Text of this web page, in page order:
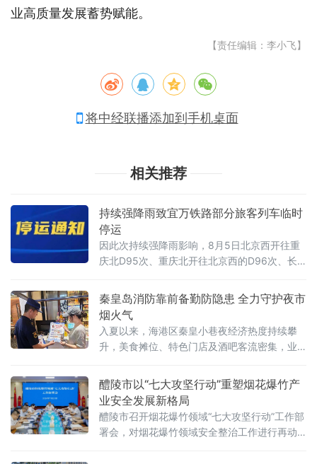
业高质量发展蓄势赋能。
【责任编辑：李小飞】
将中经联播添加到手机桌面
相关推荐
持续强降雨致宜万铁路部分旅客列车临时
停运
因此次持续强降雨影响，8月5日北京西开往重
庆北D95次、重庆北开往北京西的D96次、长
K504次，利川开往汉口的D5980次、D5976
次、D5982次、D5944次、D9290次，利川开
往武穴西的D5
秦皇岛消防靠前备勤防隐患 全力守护夜市
烟火气
入夏以来，海港区秦皇小巷夜经济热度持续攀
升，美食摊位、特色门店及酒吧客流密集，业
大。为保障市民游客消费安全，7月31日至8月1
日，秦皇岛市消防救援支队靠前部署，连续两
晚在秦皇小巷开展夜间前置备勤，筑牢夜市消
防安全防线。
醴陵市以“七大攻坚行动”重塑烟花爆竹产
业安全发展新格局
醴陵市召开烟花爆竹领域“七大攻坚行动”工作部
署会，对烟花爆竹领域安全整治工作进行再动